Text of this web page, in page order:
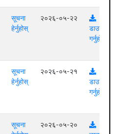
सूचना
हेर्नुहोस्
२०२६-०५-२२
डाउनलोड
गर्नुहोस्
सूचना
हेर्नुहोस्
२०२६-०५-२१
डाउनलोड
गर्नुहोस्
सूचना
२०२६-०५-२०